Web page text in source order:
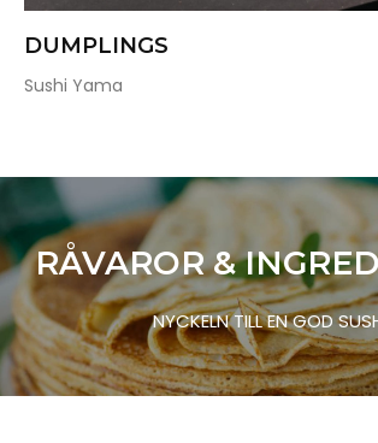
DUMPLINGS
Sushi Yama
RÅVAROR &
NYCKELN TILL EN GOD